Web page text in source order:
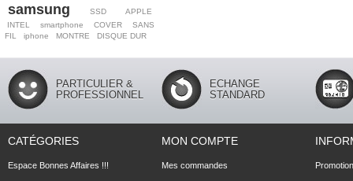
samsung SSD
APPLE
INTEL
smartphone COVER
SANS
FIL
iphone MONTRE DISQUE DUR
PARTICULIER &
PROFESSIONNEL
ECHANGE
STANDARD
CATÉGORIES
Espace Bonnes Affaires !!!
MON COMPTE
Mes commandes